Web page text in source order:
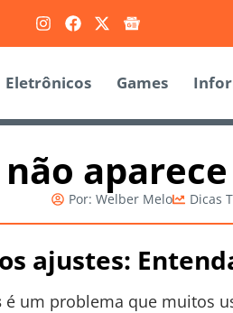
Eletrônicos Games
não
Por: Welber Melo Dicas
ajustes:
é um problema que muitos